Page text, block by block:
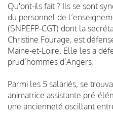
Qu'ont-ils fait ? Ils se sont
du personnel de
(SNPEFP-CGT) dont la
Christine Fourage, est
Maine-et-Loire. Elle les a
prud’hommes d’Angers.
Parmi les 5 salariés, se
animatrice assistante pré-
une ancienneté oscillant